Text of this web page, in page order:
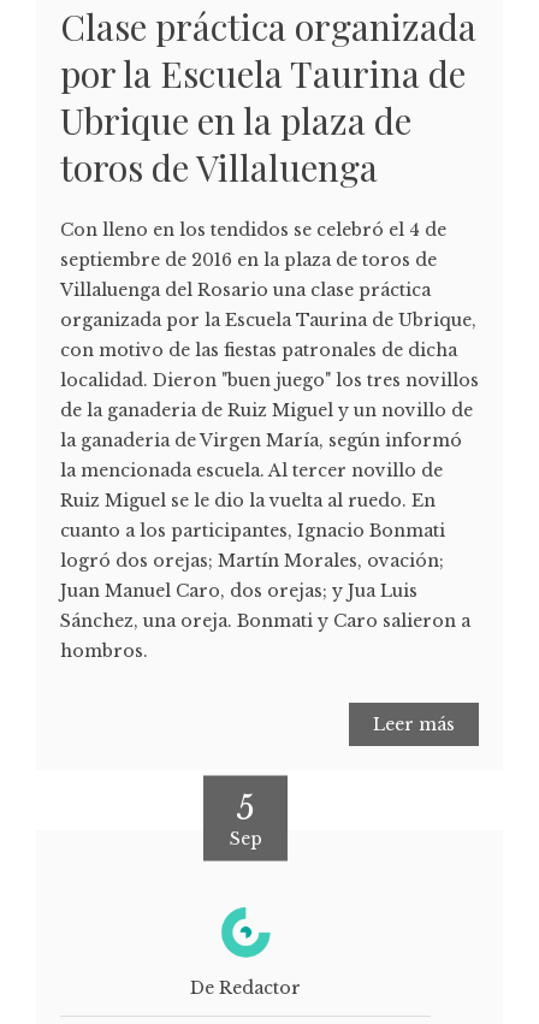
Clase práctica organizada
por la Escuela Taurina de
Ubrique en la plaza de
toros de Villaluenga
Con lleno en los tendidos se celebró el 4 de
septiembre de 2016 en la plaza de toros de
Villaluenga del Rosario una clase práctica
organizada por la Escuela Taurina de Ubrique,
con motivo de las fiestas patronales de dicha
localidad. Dieron "buen juego" los tres novillos
de la ganaderia de Ruiz Miguel y un novillo de
la ganaderia de Virgen María, según informó
la mencionada escuela. Al tercer novillo de
Ruiz Miguel se le dio la vuelta al ruedo. En
cuanto a los participantes, Ignacio Bonmati
logró dos orejas; Martín Morales, ovación;
Juan Manuel Caro, dos orejas; y Jua Luis
Sánchez, una oreja. Bonmati y Caro salieron a
hombros.
Leer más
5
Sep
De Redactor